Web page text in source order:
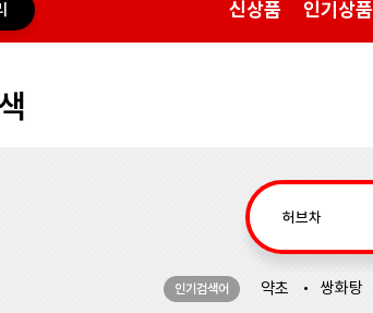
신상품 인기상품
인기검색어 약초 쌍화탕